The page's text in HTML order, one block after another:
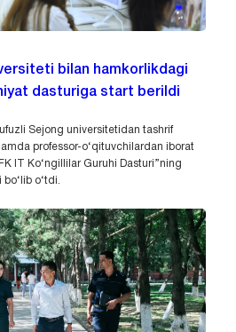
bilan hamkorlikdagi
dasturiga start berildi
Sejong universitetidan tashrif
professor-o‘qituvchilardan iborat
IT Ko‘ngillilar Guruhi Dasturi”ning
o‘tdi.